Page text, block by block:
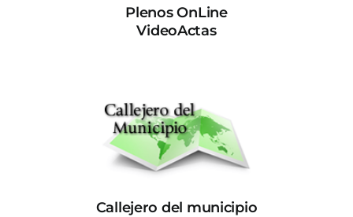
Plenos OnLine
VideoActas
Callejero del municipio